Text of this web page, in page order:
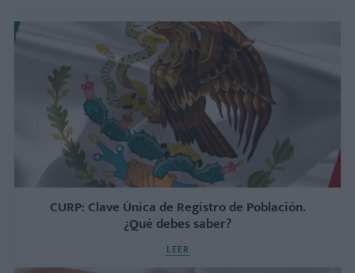
CURP: Clave Única de Registro de Población.
¿Qué debes saber?
LEER